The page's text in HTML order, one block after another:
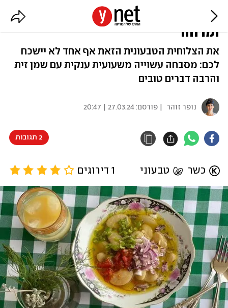
תפתיעו: מסבחה לימה עם שום
ומרווה
את הצלוחית הטבעונית הזאת אף אחד לא יישכח
לכם: מסבחה עשוייה משעועית ענקית עם שמן זית
והרבה דברים טובים
נופר זוהר | פורסם:27.03.24 | 20:47
2 תגובות
כשר טבעוני 1 דירוגים